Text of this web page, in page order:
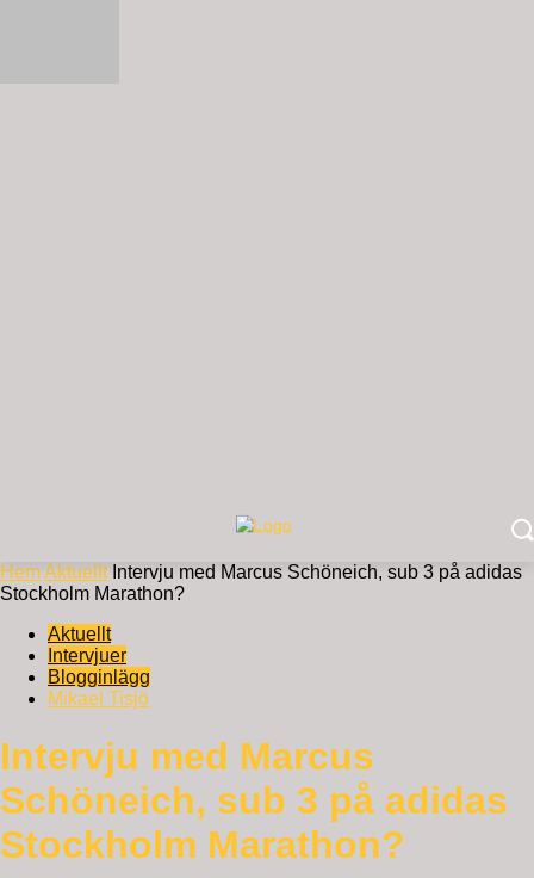
HemAktuellt Intervju med Marcus Schöneich, sub 3 på adidas
Stockholm Marathon?
Aktuellt
Intervjuer
Blogginlägg
Mikael Tisjö
Intervju med Marcus
Schöneich, sub 3 på adidas
Stockholm Marathon?